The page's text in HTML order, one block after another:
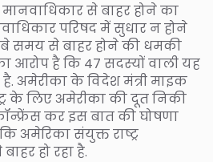
मानवाधिकार से बाहर होने का
परिषद में सुधार न होने
समय से बाहर होने की धमकी
आरोप है कि 47 सदस्‍यों वाली यह
है. अमेरीका के विदेश मंत्री माइक
के लिए अमेरीका की दूत निकी
कर इस बात की घोषणा
अमेरिका संयुक्त राष्ट्र
हो रहा है.